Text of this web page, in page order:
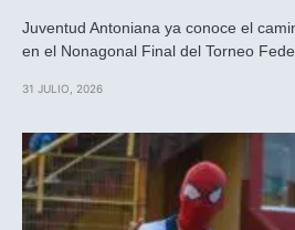
Juventud Antoniana ya conoce el
en el Nonagonal Final del Torneo
31 JULIO, 2026